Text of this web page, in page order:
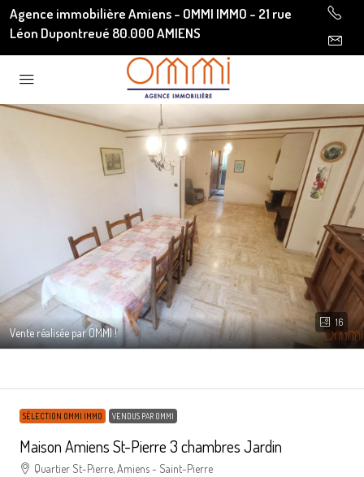
Agence immobilière Amiens - OMMI IMMO - 21 rue
Léon Dupontreué 80.000 AMIENS
16
Vente réalisée par OMMI !
SÉLECTION OMMI IMMO VENDUS PAR OMMI
Maison Amiens St-Pierre 3 chambres Jardin
Quartier St-Pierre, Amiens - Saint-Pierre